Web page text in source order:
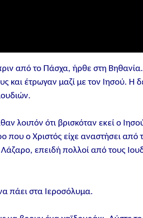
από το Πάσχα, ήρθε στη
και έτρωγαν μαζί με τον Ιησού.
λοιπόν ότι βρισκόταν εκεί ο
που ο Χριστός είχε αναστήσει από
επειδή πολλοί από τους
πάει στα Ιεροσόλυμα.